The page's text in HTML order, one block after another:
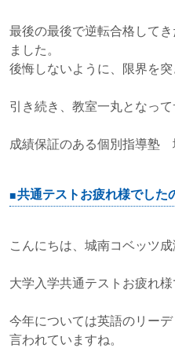
最後の最後で逆転合格して
ました。
後悔しないように、限界を突
引き続き、教室一丸となって
成績保証のある個別指導塾
共通テストお疲れ様でした
こんにちは、城南コベッツ成
大学入学共通テストお疲れ様
今年については英語のリー
言われていますね。